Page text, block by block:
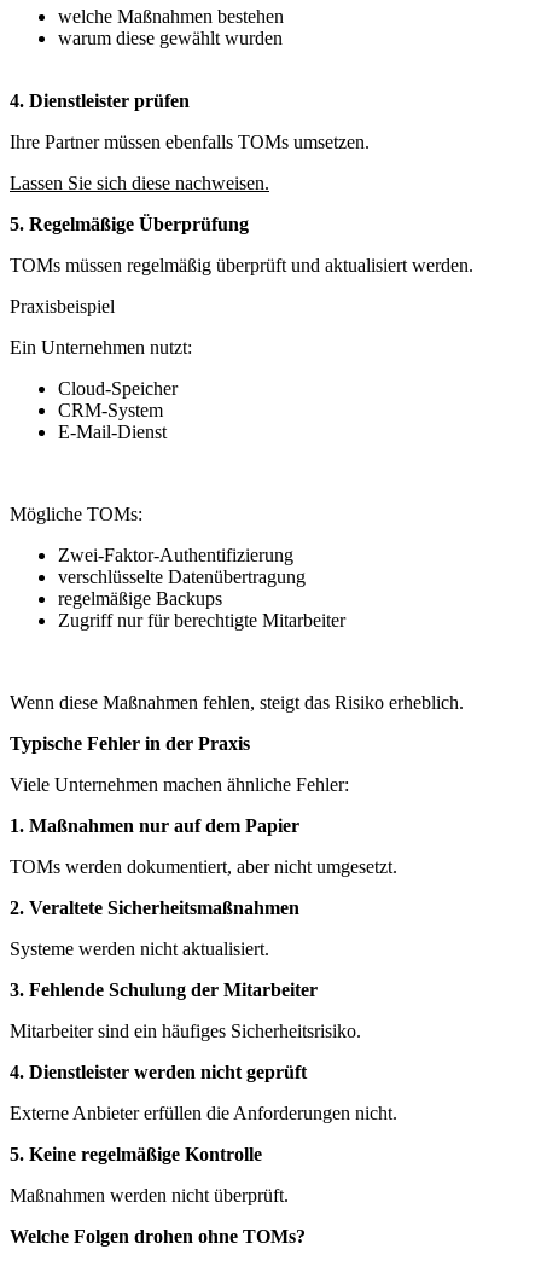
welche Maßnahmen bestehen
warum diese gewählt wurden
4. Dienstleister prüfen
Ihre Partner müssen ebenfalls TOMs umsetzen.
Lassen Sie sich diese nachweisen.
5. Regelmäßige Überprüfung
TOMs müssen regelmäßig überprüft und aktualisiert werden.
Praxisbeispiel
Ein Unternehmen nutzt:
Cloud-Speicher
CRM-System
E-Mail-Dienst
Mögliche TOMs:
Zwei-Faktor-Authentifizierung
verschlüsselte Datenübertragung
regelmäßige Backups
Zugriff nur für berechtigte Mitarbeiter
Wenn diese Maßnahmen fehlen, steigt das Risiko erheblich.
Typische Fehler in der Praxis
Viele Unternehmen machen ähnliche Fehler:
1. Maßnahmen nur auf dem Papier
TOMs werden dokumentiert, aber nicht umgesetzt.
2. Veraltete Sicherheitsmaßnahmen
Systeme werden nicht aktualisiert.
3. Fehlende Schulung der Mitarbeiter
Mitarbeiter sind ein häufiges Sicherheitsrisiko.
4. Dienstleister werden nicht geprüft
Externe Anbieter erfüllen die Anforderungen nicht.
5. Keine regelmäßige Kontrolle
Maßnahmen werden nicht überprüft.
Welche Folgen drohen ohne TOMs?